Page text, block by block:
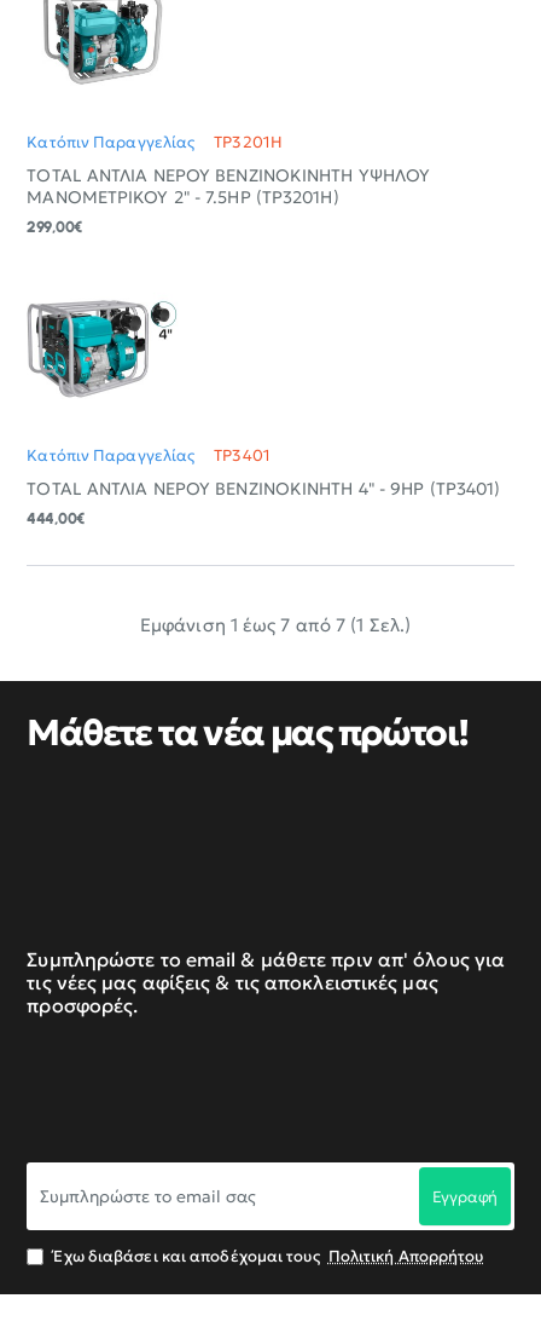
Κατόπιν Παραγγελίας TP3201H
TOTAL ΑΝΤΛΙΑ ΝΕΡΟΥ ΒΕΝΖΙΝΟΚΙΝΗΤΗ ΥΨΗΛΟΥ
ΜΑΝΟΜΕΤΡΙΚΟΥ 2" - 7.5HP (TP3201H)
299,00€
Κατόπιν Παραγγελίας TP3401
TOTAL ΑΝΤΛΙΑ ΝΕΡΟΥ ΒΕΝΖΙΝΟΚΙΝΗΤΗ 4" - 9ΗΡ (TP3401)
444,00€
Εμφάνιση 1 έως 7 από 7 (1 Σελ.)
Μάθετε τα νέα μας πρώτοι!
Συμπληρώστε το email & μάθετε πριν απ' όλους για
τις νέες μας αφίξεις & τις αποκλειστικές μας
προσφορές.
το
σας
Εγγραφή
Έχω διαβάσει και αποδέχομαι τους Πολιτική Απορρήτου